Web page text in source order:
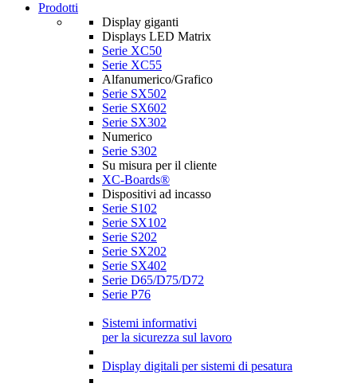
Prodotti
Display giganti
Displays LED Matrix
Serie XC50
Serie XC55
Alfanumerico/Grafico
Serie SX502
Serie SX602
Serie SX302
Numerico
Serie S302
Su misura per il cliente
XC-Boards®
Dispositivi ad incasso
Serie S102
Serie SX102
Serie S202
Serie SX202
Serie SX402
Serie D65/D75/D72
Serie P76
Sistemi informativi
per la sicurezza sul lavoro
Display digitali per sistemi di pesatura